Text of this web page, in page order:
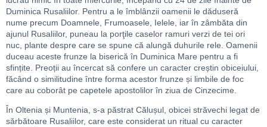
Duminica Rusaliilor. Pentru a le îmblânzii oamenii le dăduseră
nume precum Doamnele, Frumoasele, Ielele, iar în zâmbăta din
ajunul Rusaliilor, puneau la porţile caselor ramuri verzi de tei ori
nuc, plante despre care se spune că alungă duhurile rele. Oamenii
duceau aceste frunze la biserică în Duminica Mare pentru a fi
sfințite. Preoții au încercat să confere un caracter creștin obiceiului,
făcând o similitudine între forma acestor frunze și limbile de foc
care au coborât pe capetele apostolilor în ziua de Cinzecime.
În Oltenia și Muntenia, s-a păstrat Călușul, obicei străvechi legat de
sărbătoare Rusaliilor, care este considerat un ritual cu caracter